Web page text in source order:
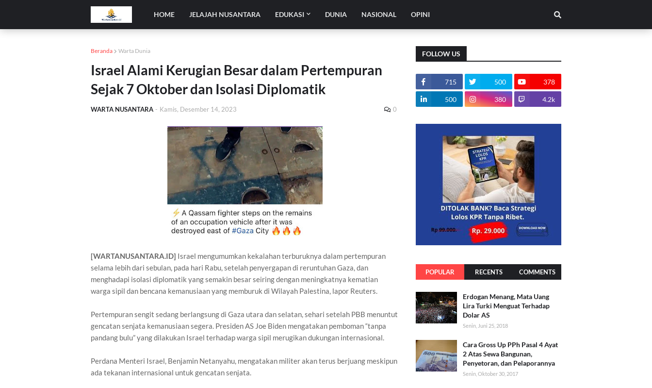
HOME JELAJAH NUSANTARA EDUKASI DUNIA NASIONAL OPINI
Beranda Warta Dunia
Israel Alami Kerugian Besar dalam Pertempuran
Sejak 7 Oktober dan Isolasi Diplomatik
WARTA NUSANTARA - Kamis, Desember 14, 2023 0
[WARTANUSANTARA.ID] Israel mengumumkan kekalahan terburuknya dalam pertempuran
selama lebih dari sebulan, pada hari Rabu, setelah penyergapan di reruntuhan Gaza, dan
menghadapi isolasi diplomatik yang semakin besar seiring dengan meningkatnya kematian
warga sipil dan bencana kemanusiaan yang memburuk di Wilayah Palestina, lapor Reuters.
Pertempuran sengit sedang berlangsung di Gaza utara dan selatan, sehari setelah PBB menuntut
gencatan senjata kemanusiaan segera. Presiden AS Joe Biden mengatakan pemboman “tanpa
pandang bulu” yang dilakukan Israel terhadap warga sipil merugikan dukungan internasional.
Perdana Menteri Israel, Benjamin Netanyahu, mengatakan militer akan terus berjuang meskipun
ada tekanan internasional untuk gencatan senjata.
FOLLOW US
715 500 378
500 380 4.2k
POPULAR RECENTS COMMENTS
Erdogan Menang, Mata Uang
Lira Turki Menguat Terhadap
Dolar AS
Senin, Juni 25, 2018
Cara Gross Up PPh Pasal 4 Ayat
2 Atas Sewa Bangunan,
Penyetoran, dan Pelaporannya
Senin, Oktober 30, 2017